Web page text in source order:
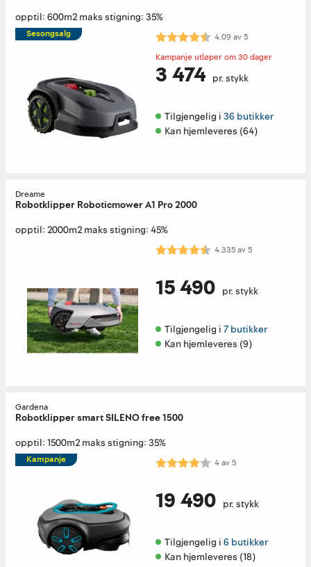
opptil: 600m2 maks stigning: 35%
Sesongsalg Karakter: 4.1 av 5 mulige
4.09 av5
Kampanje utløper om 30 dager
3 474 pr. stykk
Tilgjengelig i 36 butikker
Kan hjemleveres (64)
Dreame
Robotklipper Roboticmower A1 Pro 2000
opptil: 2000m2 maks stigning: 45%
Karakter: 4.3 av 5 mulige
4.335av5
15 490 pr. stykk
Tilgjengelig i 7 butikker
Kan hjemleveres (9)
Gardena
Robotklipper smart SILENO free 1500
opptil: 1500m2 maks stigning: 35%
Kampanje Karakter: 4.0 av 5 mulige
4av5
19 490 pr. stykk
Tilgjengelig i 6 butikker
Kan hjemleveres (18)